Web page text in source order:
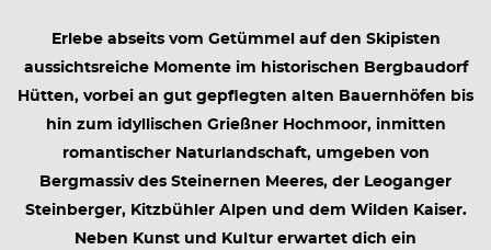
Erlebe abseits vom Getümmel auf den Skipisten
aussichtsreiche Momente im historischen Bergbaudorf
Hütten, vorbei an gut gepflegten alten Bauernhöfen bis
hin zum idyllischen Grießner Hochmoor, inmitten
romantischer Naturlandschaft, umgeben von
Bergmassiv des Steinernen Meeres, der Leoganger
Steinberger, Kitzbühler Alpen und dem Wilden Kaiser.
Neben Kunst und Kultur erwartet dich ein